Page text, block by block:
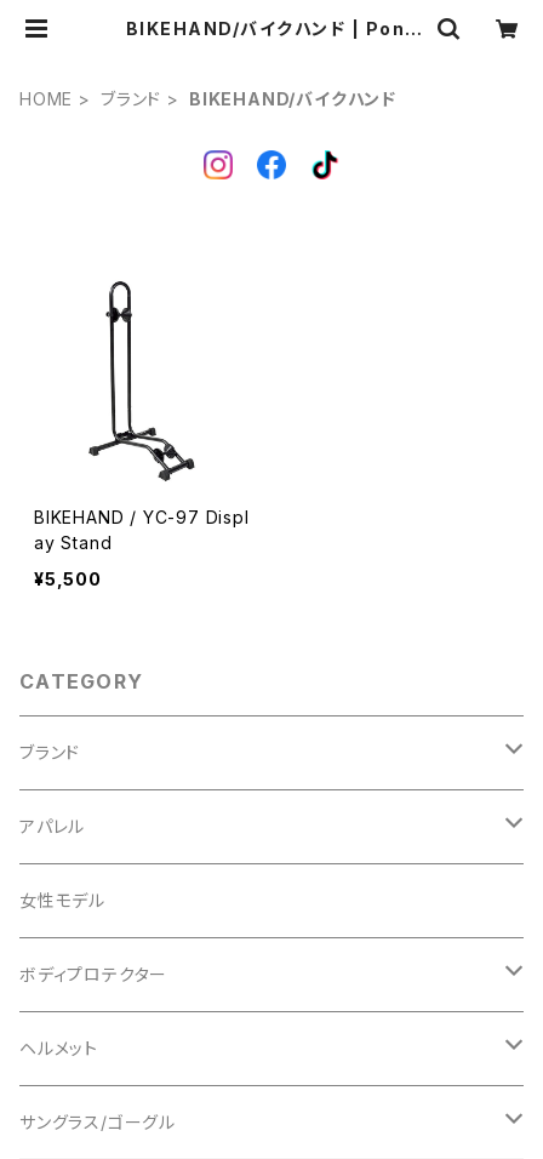
BIKEHAND/バイクハンド | Pong
HOME ブランド BIKEHAND/バイクハンド
BIKEHAND / YC-97 Displ
ay Stand
¥5,500
CATEGORY
ブランド
ABUS/アブス
ADEPT/アデプト
AENOMALY/アエノマリー
ALL MOUNTAIN STYLE
AVID/アヴィド
アパレル
Tシャツ
ジャージ
ロングスリーブ
ショートスリーブ
ジャケット
ショーツ
女性モデル
ボディプロテクター
エルボー/肘
ニー/膝
ヘルメット
ロード
サングラス/ゴーグル